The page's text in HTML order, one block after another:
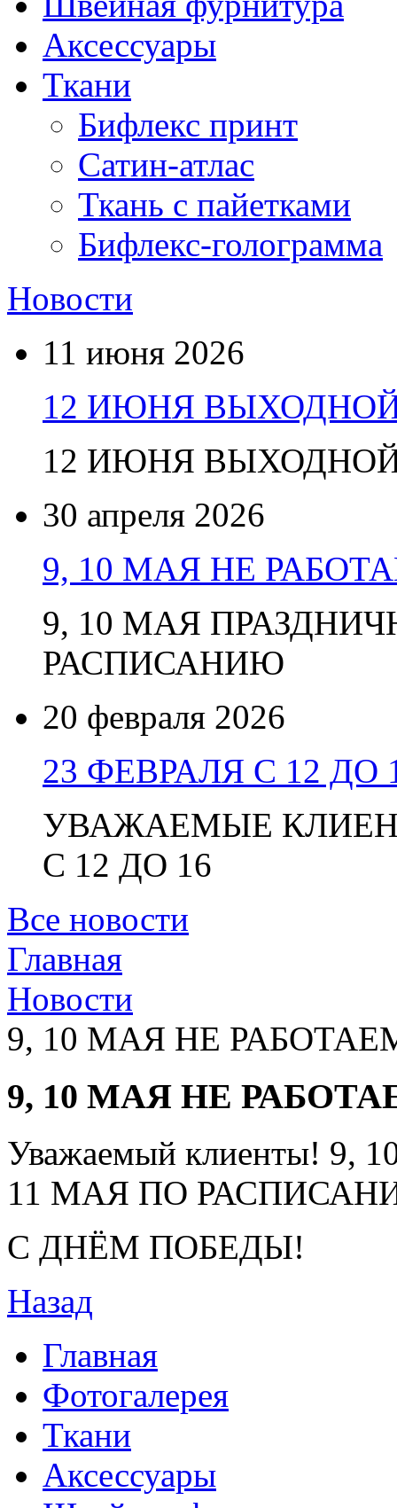
Аксессуары
Ткани
Бифлекс принт
Сатин-атлас
Ткань с пайетками
Бифлекс-голограмма
Новости
11 июня 2026
12 ИЮНЯ
12 ИЮНЯ
30 апреля 2026
9, 10 МАЯ НЕ
9, 10 МАЯ
РАСПИСАНИЮ
20 февраля 2026
23 ФЕВРАЛЯ С 12 ДО
УВАЖАЕМЫЕ
С 12 ДО 16
Все новости
Главная
Новости
9, 10 МАЯ НЕ
9, 10 МАЯ НЕ
Уважаемый клиенты!
11 МАЯ ПО
С ДНЁМ ПОБЕДЫ!
Назад
Главная
Фотогалерея
Ткани
Аксессуары